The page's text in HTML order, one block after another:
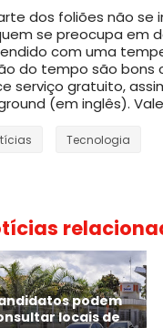
dos foliões não se
se preocupa em
com uma
do tempo são bons
serviço gratuito,
(em inglês).
Tecnologia
podem
locais de